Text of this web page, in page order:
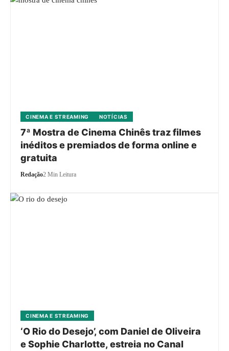
CINEMA E STREAMING NOTÍCIAS
7ª Mostra de Cinema Chinês traz filmes
inéditos e premiados de forma online e
gratuita
Redação2 Min Leitura
CINEMA E STREAMING
‘O Rio do Desejo’, com Daniel de Oliveira
e Sophie Charlotte, estreia no Canal